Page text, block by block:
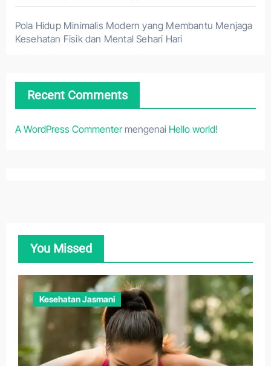
Pola Hidup Minimalis Modern yang Membantu Menjaga
Kesehatan Fisik dan Mental Sehari Hari
Recent Comments
A WordPress Commentermengenai Hello world!
You Missed
Kesehatan Jasmani